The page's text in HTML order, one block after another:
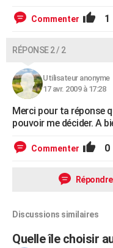
Commenter 1
RÉPONSE 2 / 2
Utilisateur anonyme
17 avr. 2009 à 17:28
Merci pour ta réponse
pouvoir me décider. A
Commenter 0
Répondre
Discussions similaires
Quelle île choisir